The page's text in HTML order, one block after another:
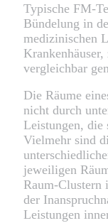
Typische FM-
Bündelung in
medizinischen
vergleichbar
Die Räume
nicht durch
Leistungen, die
Vielmehr sind
jeweiligen
Raum-Clustern
der
Leistungen